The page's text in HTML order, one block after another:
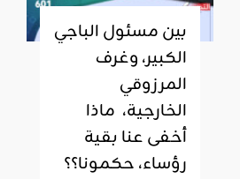
بين مسئول الباجي
الكبير، وغرف
المرزوقي
الخارجية، ماذا
أخفى عنا بقية
رؤساء، حكمونا؟؟